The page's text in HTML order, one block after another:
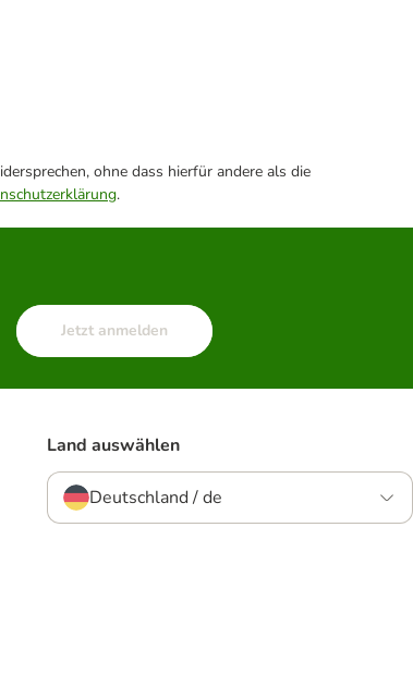
ohne dass hierfür andere als die
.
Jetzt anmelden
Land auswählen
Deutschland / de